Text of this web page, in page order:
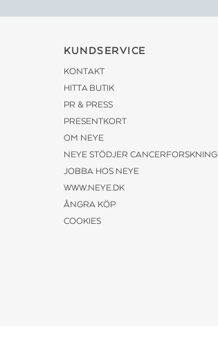
KUNDSERVICE
KONTAKT
HITTA BUTIK
PR & PRESS
PRESENTKORT
OM NEYE
NEYE STÖDJER CANCERFORSKNING
JOBBA HOS NEYE
WWW.NEYE.DK
ÅNGRA KÖP
COOKIES